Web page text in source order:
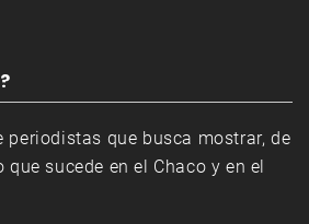
periodistas que busca mostrar, de
sucede en el Chaco y en el